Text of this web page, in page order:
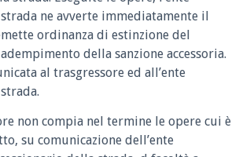
ne avverte immediatamente il
ordinanza di estinzione del
della sanzione accessoria.
al trasgressore ed all’ente
non compia nel termine le opere cui è
su comunicazione dell’ente